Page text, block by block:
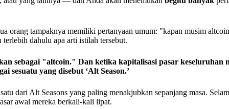
orang tampaknya memiliki pertanyaan umum: "kapan musim
dahulu apa arti istilah tersebut.
sebagai "altcoin." Dan ketika kapitalisasi pasar keseluruhan
sesuatu yang disebut ‘Alt Season.’
dari Alt Seasons yang paling menakjubkan sepanjang masa.
awal mereka berkali-kali lipat.